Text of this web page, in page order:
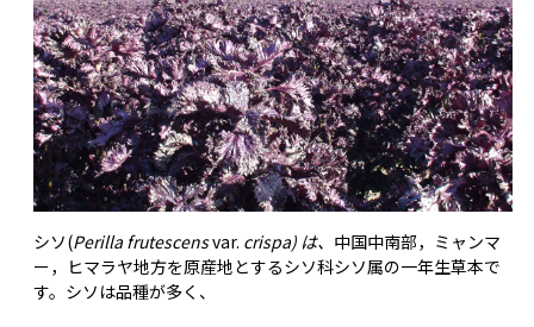
シソ(Perilla frutescensvar. crispa) は、 中国中南部，ミャンマ
ー，ヒマラヤ地方を原産地とするシソ科シソ属の一年生草本で
す。シソは品種が多く、